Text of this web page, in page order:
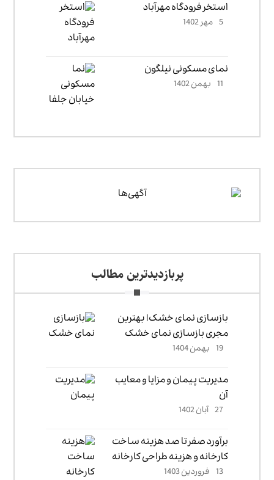
استخر فرودگاه مهرآباد
5 مهر 1402
نمای مسکونی نیلگون
11 بهمن 1402
پربازدیدترین مطالب
بازسازی نمای خشک| بهترین
مجری بازسازی نمای خشک
19 بهمن 1404
مدیریت پیمان و مزایا و معایب
آن
27 آبان 1402
برآورد صفر تا صد هزینه ساخت
کارخانه و هزینه طراحی کارخانه
13 فروردین 1403